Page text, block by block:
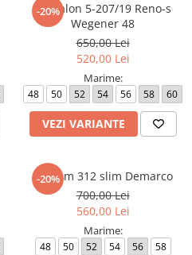
-20%
Pantalon 5-207/19 Reno-s
Wegener 48
650,00 Lei
520,00 Lei
Marime:
48 50 52 54 56 58 60
VEZI VARIANTE
-20%
Costum 312 slim Demarco
700,00 Lei
560,00 Lei
Marime:
48 50 52 54 56 58